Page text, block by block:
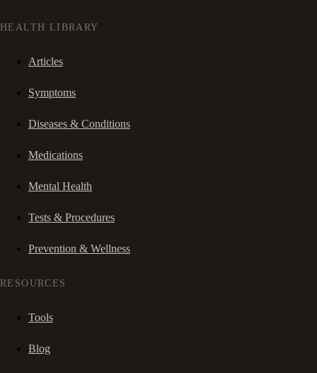
HEALTH LIBRARY
Articles
Symptoms
Diseases & Conditions
Medications
Mental Health
Tests & Procedures
Prevention & Wellness
RESOURCES
Tools
Blog